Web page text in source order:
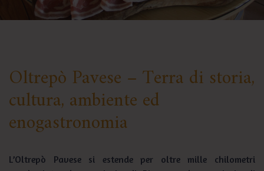
Oltrepò Pavese – Terra di storia,
cultura, ambiente ed
enogastronomia
L’Oltrepò Pavese si estende per oltre mille chilometri